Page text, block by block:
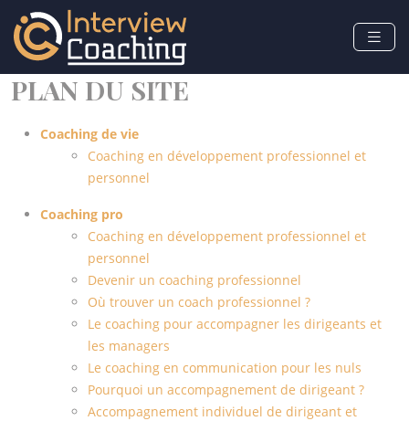
PLAN DU SITE
Coaching de vie
Coaching en développement professionnel et
personnel
Coaching pro
Coaching en développement professionnel et
personnel
Devenir un coaching professionnel
Où trouver un coach professionnel ?
Le coaching pour accompagner les dirigeants et
les managers
Le coaching en communication pour les nuls
Pourquoi un accompagnement de dirigeant ?
Accompagnement individuel de dirigeant et